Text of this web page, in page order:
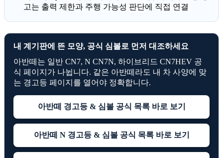
고는 출력 제한과 주행 가능성 판단에 직접 연결
내 계기판에 뜬 모양, 공식 심볼로 먼저 대조하세요
아반떼는 일반 CN7, N CN7N, 하이브리드 CN7HEV 공
식 페이지가 나뉩니다. 같은 아반떼라도 내 차 사양에 맞
는 경고등 페이지를 열어야 정확합니다.
아반떼 경고등 & 심볼 공식 목록 바로 보기
아반떼 N 경고등 & 심볼 공식 목록 바로 보기